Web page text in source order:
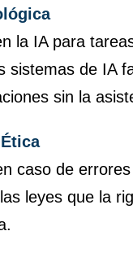
la IA para
sistemas de IA
sin la
caso de
leyes que la